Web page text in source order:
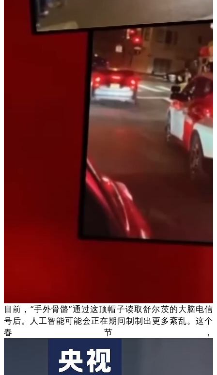
目前，“手外骨骼”通过这顶帽子读取舒尔茨的大脑电信
号后。人工智能可能会正在期间制制出更多紊乱。这个
春节，